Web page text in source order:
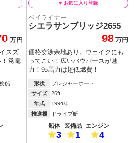
万円
スズ
発電
船
ベイライナー
シエラサンブリッジ2655
98 万円
価格交渉余地あり。ウェイクにも
ってこい！広いバウバースが魅
力！95馬力は超低燃費！
形状
プレジャーボート
サイズ
26ft
年式
1994年
推進機
ドライブ艇
船体
3
装備品
1
エンジン
4